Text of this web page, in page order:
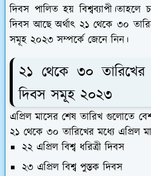
দিবস পালিত হয়
দিবস আছে অর্থাৎ ২১ থেকে ৩০
সমূহ ২০২৩ সম্পর্কে জেনে নিন।
২১ থেকে ৩০ তারিখের
দিবস সমূহ ২০২৩
এপ্রিল মাসের শেষ তারিখ গুলোতে
২১ থেকে ৩০ তারিখের মধ্যে
২২ এপ্রিল বিশ্ব ধরিত্রী দিবস
২৩ এপ্রিল বিশ্ব পুস্তক দিবস